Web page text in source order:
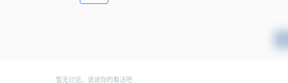
暂无讨论，说说你的看法吧